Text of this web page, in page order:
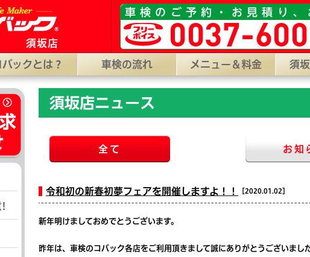
店。長野県須坂市小山蒔田2529-5。 【WEB受付】24H年中無休対応/代行料0
須坂店
車検のご予約・お見積り、
0037-
バックとは？ 車検の流れ メニュー＆料金 須
!
須坂店ニュース
全て お知
令和初の新春初夢フェアを開催しますよ！！ ［2020.01.02］
新年明けましておめでとうございます。
昨年は、車検のコバック各店をご利用頂きまして誠にありがとうございました